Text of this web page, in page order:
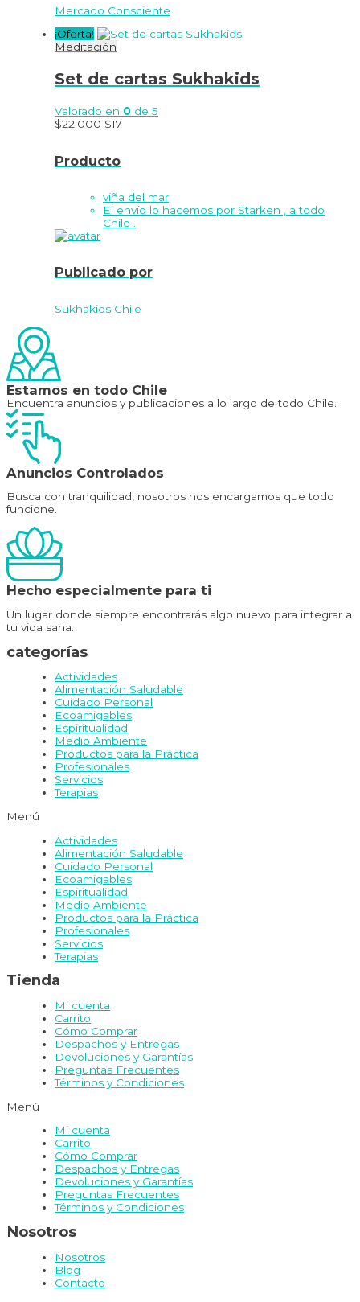
Mercado Consciente
¡Oferta!
Meditación
Set de cartas Sukhakids
Valorado en 0 de 5
$22.000 $17
Producto
viña del mar
El envío lo hacemos por Starken , a todo
Chile .
Publicado por
Sukhakids Chile
Estamos en todo Chile
Encuentra anuncios y publicaciones a lo largo de todo Chile.
Anuncios Controlados
Busca con tranquilidad, nosotros nos encargamos que todo
funcione.
Hecho especialmente para ti
Un lugar donde siempre encontrarás algo nuevo para integrar a
tu vida sana.
categorías
Actividades
Alimentación Saludable
Cuidado Personal
Ecoamigables
Espiritualidad
Medio Ambiente
Productos para la Práctica
Profesionales
Servicios
Terapias
Menú
Actividades
Alimentación Saludable
Cuidado Personal
Ecoamigables
Espiritualidad
Medio Ambiente
Productos para la Práctica
Profesionales
Servicios
Terapias
Tienda
Mi cuenta
Carrito
Cómo Comprar
Despachos y Entregas
Devoluciones y Garantías
Preguntas Frecuentes
Términos y Condiciones
Menú
Mi cuenta
Carrito
Cómo Comprar
Despachos y Entregas
Devoluciones y Garantías
Preguntas Frecuentes
Términos y Condiciones
Nosotros
Nosotros
Blog
Contacto